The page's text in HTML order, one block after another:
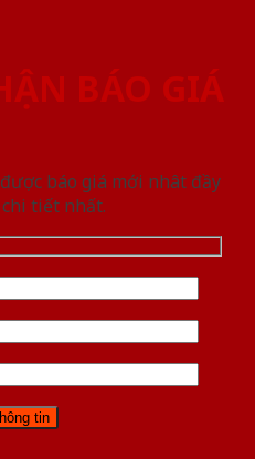
BÁO GIÁ
báo giá mới nhât đầy
tiết nhất.